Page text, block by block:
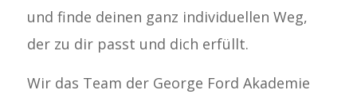
und finde deinen ganz individuellen Weg,
der zu dir passt und dich erfüllt.
Wir das Team der George Ford Akademie